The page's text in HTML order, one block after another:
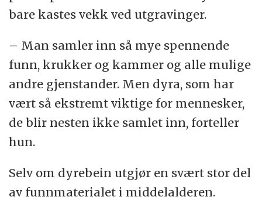
bare kastes vekk ved utgravinger.
– Man samler inn så mye spennende
funn, krukker og kammer og alle mulige
andre gjenstander. Men dyra, som har
vært så ekstremt viktige for mennesker,
de blir nesten ikke samlet inn, forteller
hun.
Selv om dyrebein utgjør en svært stor del
av funnmaterialet i middelalderen.